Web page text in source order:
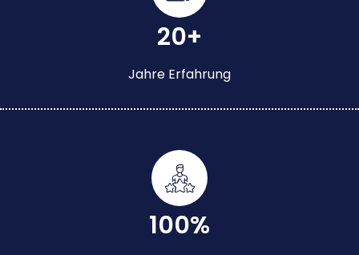
20+
Jahre Erfahrung
100%